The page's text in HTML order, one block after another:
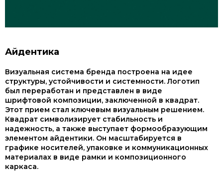
Айдентика
Визуальная система бренда построена на идее
структуры, устойчивости и системности. Логотип
был переработан и представлен в виде
шрифтовой композиции, заключенной в квадрат.
Этот прием стал ключевым визуальным решением.
Квадрат символизирует стабильность и
надежность, а также выступает формообразующим
элементом айдентики. Он масштабируется в
графике носителей, упаковке и коммуникационных
материалах в виде рамки и композиционного
каркаса.